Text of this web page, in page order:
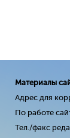
Материалы
Адрес для
По работе
Тел./факс